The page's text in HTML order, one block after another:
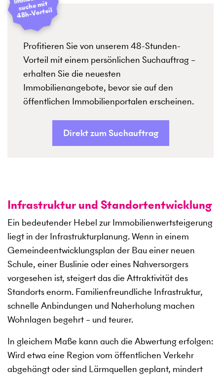
Profitieren Sie von unserem 48-Stunden-
Vorteil mit einem persönlichen Suchauftrag –
erhalten Sie die neuesten
Immobilienangebote, bevor sie auf den
öffentlichen Immobilienportalen erscheinen.
suche mit
48h-Vorteil
Direkt zum Suchauftrag
Infrastruktur und Standortentwicklung
Ein bedeutender Hebel zur Immobilienwertsteigerung
liegt in der Infrastrukturplanung. Wenn in einem
Gemeindeentwicklungsplan der Bau einer neuen
Schule, einer Buslinie oder eines Nahversorgers
vorgesehen ist, steigert das die Attraktivität des
Standorts enorm. Familienfreundliche Infrastruktur,
schnelle Anbindungen und Naherholung machen
Wohnlagen begehrt – und teurer.
In gleichem Maße kann auch die Abwertung erfolgen:
Wird etwa eine Region vom öffentlichen Verkehr
abgehängt oder sind Lärmquellen geplant, mindert